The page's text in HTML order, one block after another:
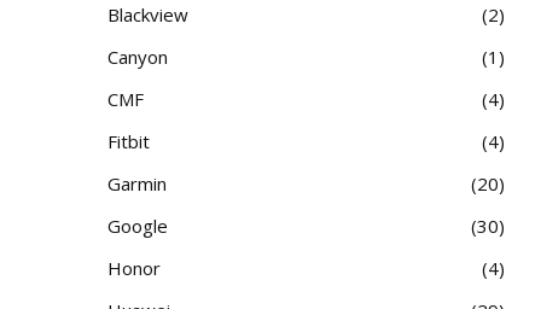
Blackview
2
Canyon
1
CMF
4
Fitbit
4
Garmin
20
Google
30
Honor
4